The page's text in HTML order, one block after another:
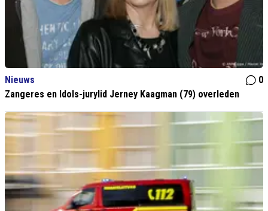
Nieuws
0
Zangeres en Idols-jurylid Jerney Kaagman (79) overleden